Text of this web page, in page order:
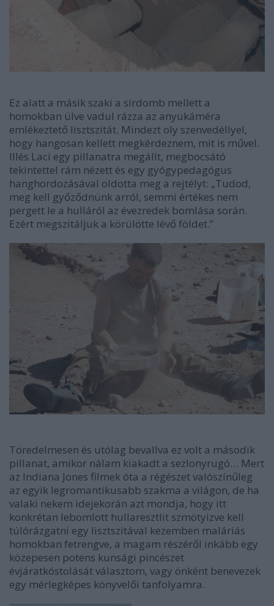
Ez alatt a másik szaki a sírdomb mellett a
homokban ülve vadul rázza az anyukáméra
emlékeztető lisztszitát. Mindezt oly szenvedéllyel,
hogy hangosan kellett megkérdeznem, mit is művel.
Illés Laci egy pillanatra megállt, megbocsátó
tekintettel rám nézett és egy gyógypedagógus
hanghordozásával oldotta meg a rejtélyt: „Tudod,
meg kell győződnünk arról, semmi értékes nem
pergett le a hulláról az évezredek bomlása során.
Ezért megszitáljuk a körülötte lévő földet.”
Töredelmesen és utólag bevallva ez volt a második
pillanat, amikor nálam kiakadt a sezlonyrugó… Mert
az Indiana Jones filmek óta a régészet valószínűleg
az egyik legromantikusabb szakma a világon, de ha
valaki nekem idejekorán azt mondja, hogy itt
konkrétan lebomlott hullaresztlit szmötyizve kell
túlórázgatni egy lisztszitával kezemben maláriás
homokban fetrengve, a magam részéről inkább egy
közepesen potens kunsági pincészet
évjáratkóstolását választom, vagy önként benevezek
egy mérlegképes könyvelői tanfolyamra.